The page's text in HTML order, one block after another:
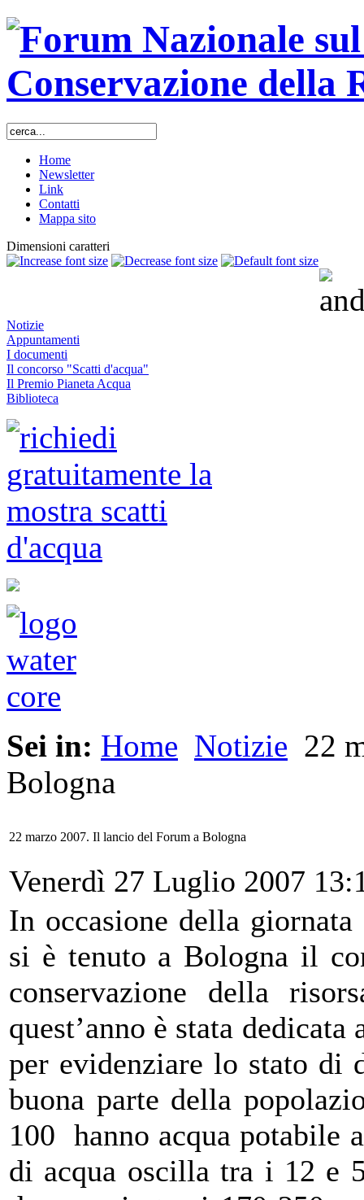
Home
Newsletter
Link
Contatti
Mappa sito
Dimensioni caratteri
Notizie
Appuntamenti
I documenti
Il concorso "Scatti d'acqua"
Il Premio Pianeta Acqua
Biblioteca
Sei in: Home Notizie 22
Bologna
22 marzo 2007. Il lancio del Forum a Bologna
Venerdì 27 Luglio 2007
In occasione della
si è tenuto a Bologna il
conservazione della
quest’anno è stata
per evidenziare lo stato
buona parte della
100 hanno acqua potabile
di acqua oscilla tra i 12 e